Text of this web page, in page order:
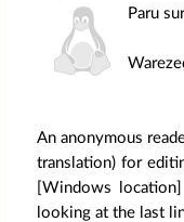
Paru
An anonymous
translation) for
[Windows
looking at the last